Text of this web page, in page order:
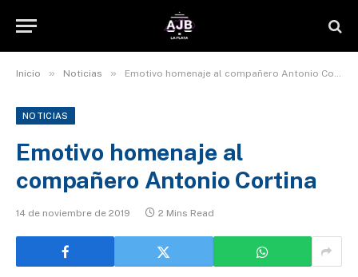
Inicio » Noticias » Emotivo homenaje al compañero Antonio Cortina
NOTICIAS
Emotivo homenaje al
compañero Antonio Cortina
14 de noviembre de 2019 2 Mins Read